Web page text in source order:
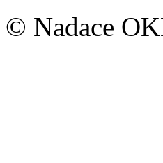
© Nadace